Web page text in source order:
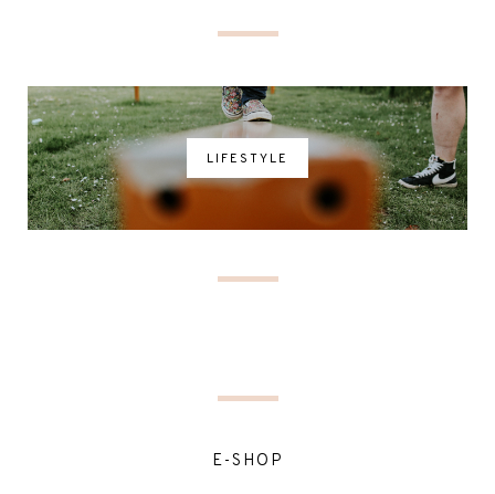
LIFESTYLE
E-SHOP